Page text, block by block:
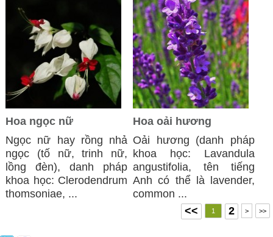
chi Tử ...
Hoa ngọc nữ
Ngọc nữ hay rồng nhả
ngọc (tố nữ, trinh nữ,
lồng đèn), danh pháp
khoa học: Clerodendrum
thomsoniae, ...
Hoa oải hương
Oải hương (danh pháp
khoa học: Lavandula
angustifolia, tên tiếng
Anh có thể là lavender,
common ...
<<
1 2 > >>